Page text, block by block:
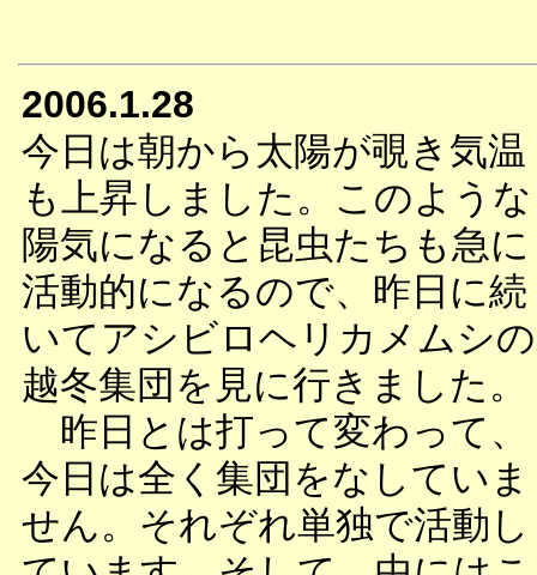
2006.1.28
今日は朝から太陽が覗き気温
も上昇しました。このような
陽気になると昆虫たちも急に
活動的になるので、昨日に続
いてアシビロヘリカメムシの
越冬集団を見に行きました。
昨日とは打って変わって、
今日は全く集団をなしていま
せん。それぞれ単独で活動し